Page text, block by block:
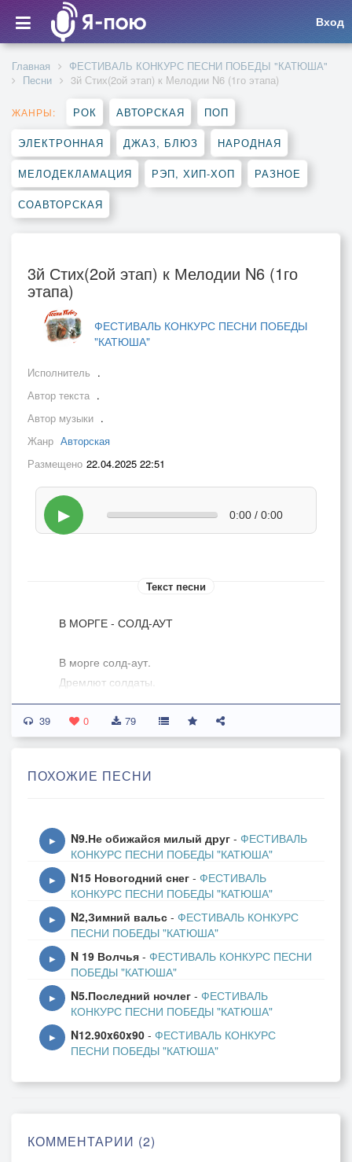
Вход
Главная
ФЕСТИВАЛЬ КОНКУРС ПЕСНИ ПОБЕДЫ "КАТЮША"
Песни
3й Стих(2oй этап) к Мелодии N6 (1го этапа)
ЖАНРЫ: РОК АВТОРСКАЯ ПОП
ЭЛЕКТРОННАЯ ДЖАЗ, БЛЮЗ НАРОДНАЯ
МЕЛОДЕКЛАМАЦИЯ РЭП, ХИП-ХОП РАЗНОЕ
СОАВТОРСКАЯ
3й Стих(2oй этап) к Мелодии N6 (1го
этапа)
ФЕСТИВАЛЬ КОНКУРС ПЕСНИ ПОБЕДЫ
"КАТЮША"
Исполнитель .
Автор текста .
Автор музыки .
Жанр Авторская
Размещено 22.04.2025 22:51
▶ 0:00 / 0:00
Текст песни
В МОРГЕ - СОЛД-АУТ
В морге солд-аут.
Дремлют солдаты.
Кто-то из них - вечным сном.
А остальные? -
Нервы стальные,
Впрочем, какие гробы?
Тем, что погибли -
В братской могиле
Судьбами велено быть.
В моргах - аншлаги.
Что ты заладил:
"Жутко и не по себе"?
Кто из атаки,
Дрыхнут как в танке -
Стоит ли в морге робеть?
Так что, солд-аут
В моргах. Сюда ты
39 0 79
ПОХОЖИЕ ПЕСНИ
▶ N9.Не обижайся милый друг - ФЕСТИВАЛЬ
КОНКУРС ПЕСНИ ПОБЕДЫ "КАТЮША"
▶ N15 Новогодний снег - ФЕСТИВАЛЬ
КОНКУРС ПЕСНИ ПОБЕДЫ "КАТЮША"
▶ N2,Зимний вальс - ФЕСТИВАЛЬ КОНКУРС
ПЕСНИ ПОБЕДЫ "КАТЮША"
▶ N 19 Волчья - ФЕСТИВАЛЬ КОНКУРС ПЕСНИ
ПОБЕДЫ "КАТЮША"
▶ N5.Последний ночлег - ФЕСТИВАЛЬ
КОНКУРС ПЕСНИ ПОБЕДЫ "КАТЮША"
▶ N12.90x60x90 - ФЕСТИВАЛЬ КОНКУРС
ПЕСНИ ПОБЕДЫ "КАТЮША"
КОММЕНТАРИИ (2)